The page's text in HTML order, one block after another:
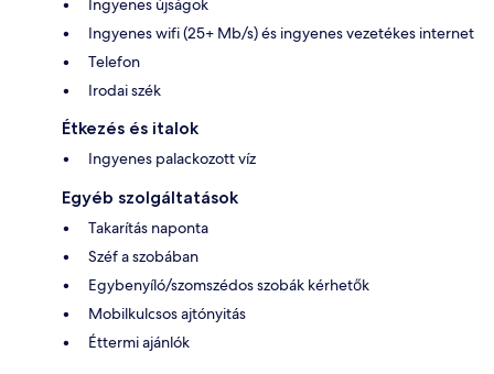
Ingyenes újságok
Ingyenes wifi (25+ Mb/s) és ingyenes vezetékes internet
Telefon
Irodai szék
Étkezés és italok
Ingyenes palackozott víz
Egyéb szolgáltatások
Takarítás naponta
Széf a szobában
Egybenyíló/szomszédos szobák kérhetők
Mobilkulcsos ajtónyitás
Éttermi ajánlók